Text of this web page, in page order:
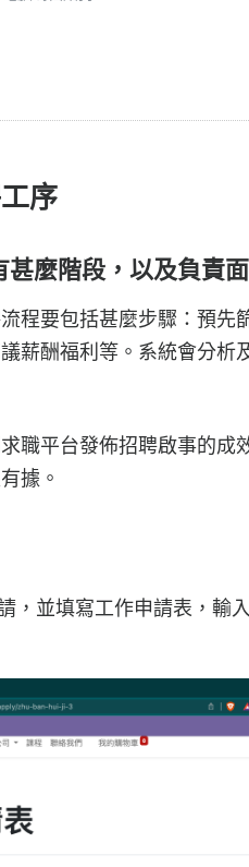
序
麼階段，以及負責
程要包括甚麼步驟：預先
薪酬福利等。系統會分析
職平台發佈招聘啟事的成
據。
，並填寫工作申請表，輸